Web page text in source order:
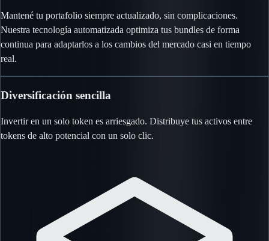
Mantené tu portafolio siempre actualizado, sin complicaciones.
Nuestra tecnología automatizada optimiza tus bundles de forma
continua para adaptarlos a los cambios del mercado casi en tiempo
real.
Diversificación sencilla
Invertir en un solo token es arriesgado. Distribuye tus activos entre
tokens de alto potencial con un solo clic.